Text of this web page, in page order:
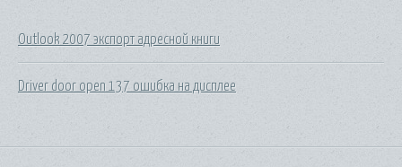
Outlook 2007 экспорт адресной книги
Driver door open 137 ошибка на дисплее